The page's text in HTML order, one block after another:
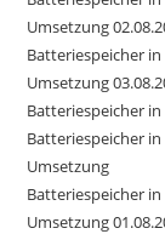
Umsetzung
Batteriespeicher
Umsetzung
Batteriespeicher
Batteriespeicher
Umsetzung
Batteriespeicher
Umsetzung